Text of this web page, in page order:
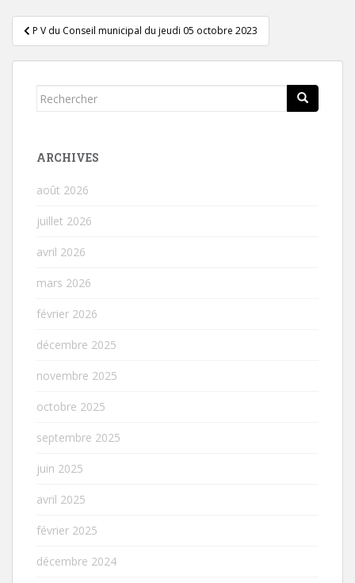
Navigation
de
l’article
P V du Conseil municipal du jeudi 05 octobre 2023
Rechercher...
ARCHIVES
août 2026
juillet 2026
avril 2026
mars 2026
février 2026
décembre 2025
novembre 2025
octobre 2025
septembre 2025
juin 2025
avril 2025
février 2025
décembre 2024